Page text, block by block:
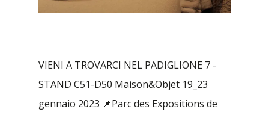
VIENI A TROVARCI NEL PADIGLIONE 7 -
STAND C51-D50 Maison&Objet 19_23
gennaio 2023 📌Parc des Expositions de